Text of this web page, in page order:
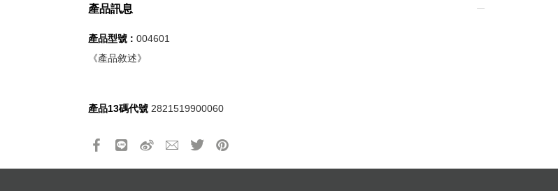
使用
您必須登入才有辦法使用喜愛清單！
產品訊息
產品型號 : 004601
《產品敘述》
產品13碼代號 2821519900060